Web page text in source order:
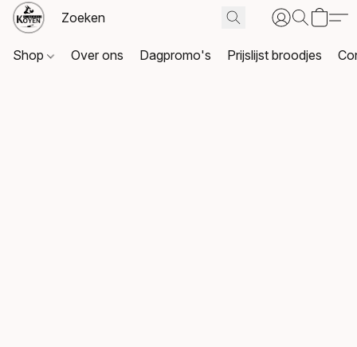
Shop Over ons Dagpromo's Prijslijst broodjes